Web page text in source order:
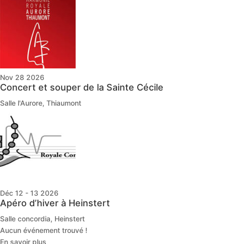
Nov 28 2026
Concert et souper de la Sainte Cécile
Salle l'Aurore, Thiaumont
Déc 12 - 13 2026
Apéro d’hiver à Heinstert
Salle concordia, Heinstert
Aucun événement trouvé !
En savoir plus